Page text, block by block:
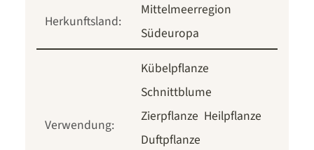
Herkunftsland:
Mittelmeerregion
Südeuropa
Verwendung:
Kübelpflanze
Schnittblume
Zierpflanze Heilpflanze
Duftpflanze